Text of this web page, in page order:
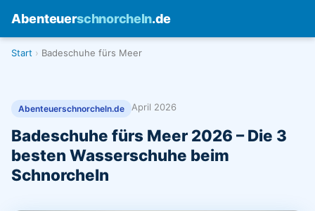
Abenteuerschnorcheln.de
Start Badeschuhe fürs Meer
Abenteuerschnorcheln.de April 2026
Badeschuhe fürs Meer 2026 – Die 3
besten Wasserschuhe beim
Schnorcheln